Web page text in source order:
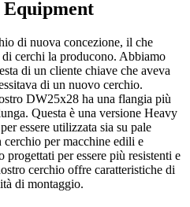
di nuova concezione, il che
cerchi la producono. Abbiamo
di un cliente chiave che aveva
di un nuovo cerchio.
DW25x28 ha una flangia più
Questa è una versione Heavy
essere utilizzata sia su pale
cerchio per macchine edili e
per essere più resistenti e
cerchio offre caratteristiche di
di montaggio.